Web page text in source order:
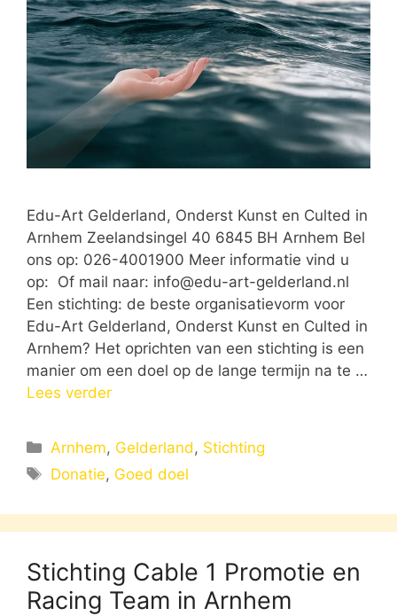
Edu-Art Gelderland, Onderst Kunst en Culted in
Arnhem Zeelandsingel 40 6845 BH Arnhem Bel
ons op: 026-4001900 Meer informatie vind u
op: Of mail naar: info@edu-art-gelderland.nl
Een stichting: de beste organisatievorm voor
Edu-Art Gelderland, Onderst Kunst en Culted in
Arnhem? Het oprichten van een stichting is een
manier om een doel op de lange termijn na te …
Lees verder
Categorieën
Arnhem, Gelderland , Stichting
Tags
Donatie, Goed doel
Stichting Cable 1 Promotie en
Racing Team in Arnhem